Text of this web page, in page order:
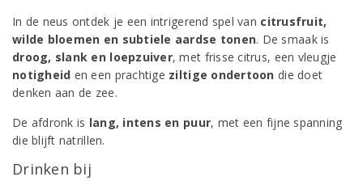
In de neus ontdek je een intrigerend spel van citrusfruit,
wilde bloemen en subtiele aardse tonen. De smaak is
droog, slank en loepzuiver, met frisse citrus, een vleugje
notigheid en een prachtige ziltige ondertoon die doet
denken aan de zee.
De afdronk is lang, intens en puur, met een fijne spanning
die blijft natrillen.
Drinken bij